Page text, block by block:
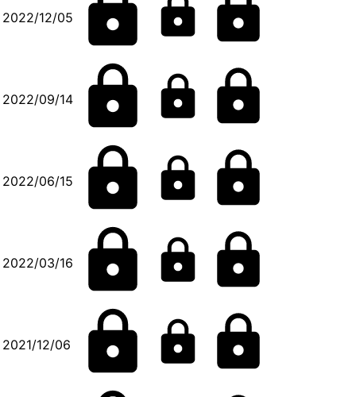
2022/12/05
2022/09/14
2022/06/15
2022/03/16
2021/12/06